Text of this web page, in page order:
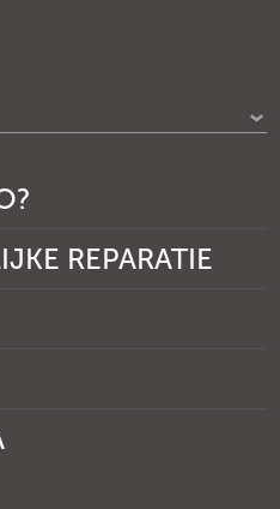
REPARATIE